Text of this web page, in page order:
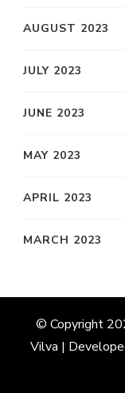
AUGUST 2023
JULY 2023
JUNE 2023
MAY 2023
APRIL 2023
MARCH 2023
© Copyright
Vilva |